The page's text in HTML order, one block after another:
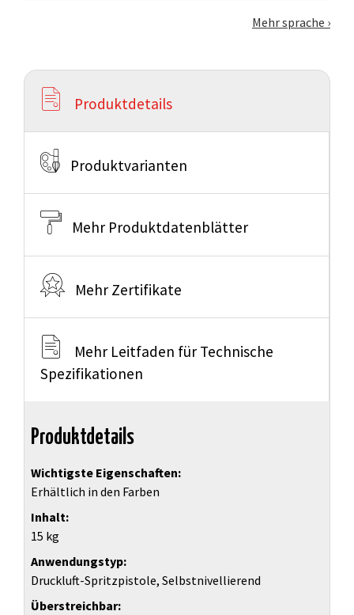
Mehr sprache
Produktdetails
Produktvarianten
Mehr Produktdatenblätter
Mehr Zertifikate
Mehr Leitfaden für Technische
Spezifikationen
Produktdetails
Wichtigste Eigenschaften
Erhältlich in den Farben
Inhalt
15 kg
Anwendungstyp
Druckluft-Spritzpistole, Selbstnivellierend
Überstreichbar